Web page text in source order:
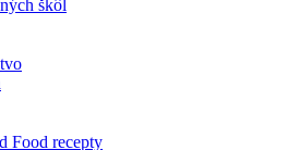
škôl
Food recepty